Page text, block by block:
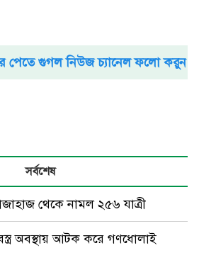
পেতে গুগল নিউজ চ্যানেল ফলো করুন
সর্বশেষ
থেকে নামল ২৫৬ যাত্রী
অবস্থায় আটক করে গণধোলাই